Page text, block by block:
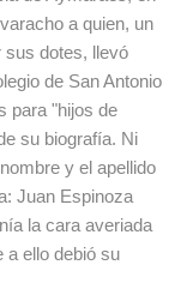
a quien, un
sus dotes, llevó
de San Antonio
para "hijos de
su biografía. Ni
y el apellido
Juan Espinoza
la cara averiada
a ello debió su